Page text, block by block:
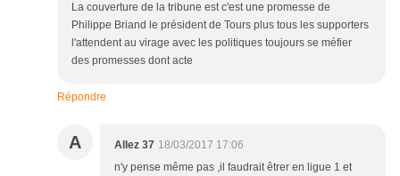
La couverture de la tribune est c'est une promesse de
Philippe Briand le président de Tours plus tous les supporters
l'attendent au virage avec les politiques toujours se méfier
des promesses dont acte
Répondre
A Allez 37 18/03/2017 17:06
n'y pense même pas ,il faudrait êtrer en ligue 1 et